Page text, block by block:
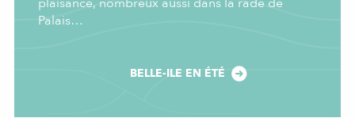
Palais…
BELLE-ILE EN ÉTÉ